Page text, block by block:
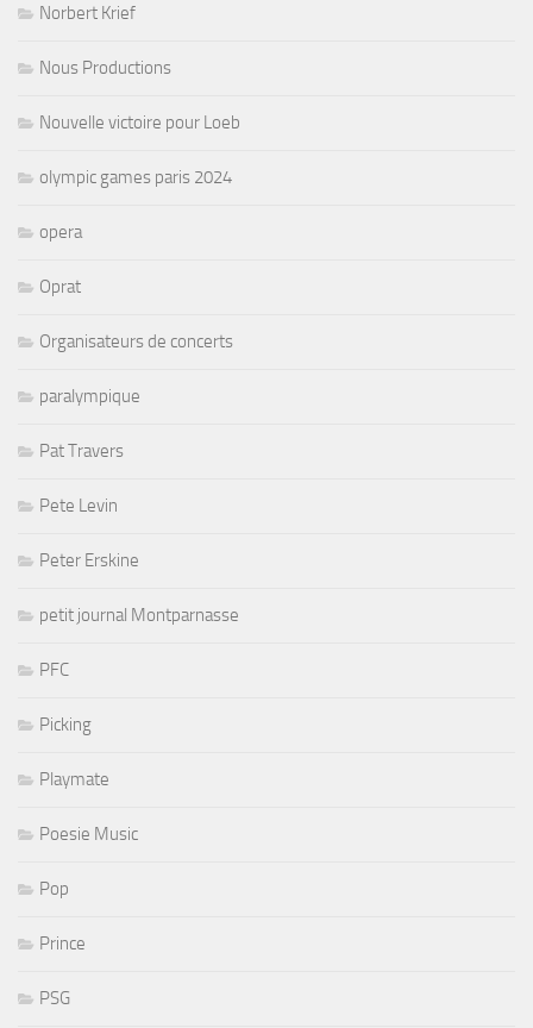
Norbert Krief
Nous Productions
Nouvelle victoire pour Loeb
olympic games paris 2024
opera
Oprat
Organisateurs de concerts
paralympique
Pat Travers
Pete Levin
Peter Erskine
petit journal Montparnasse
PFC
Picking
Playmate
Poesie Music
Pop
Prince
PSG